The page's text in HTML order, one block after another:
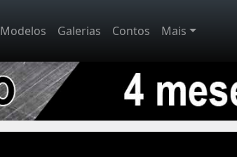
Modelos Galerias Contos Mais